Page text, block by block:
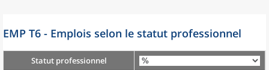
EMP T6 - Emplois selon le statut professionnel
Statut professionnel